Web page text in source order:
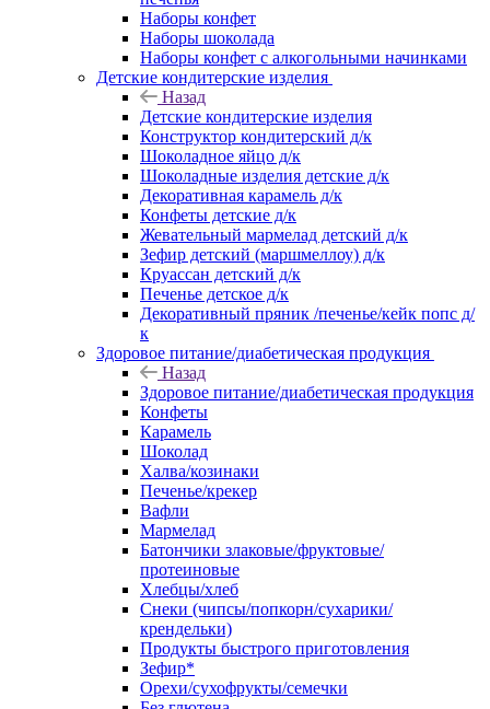
Наборы конфет
Наборы шоколада
Наборы конфет с алкогольными начинками
Детские кондитерские изделия
Назад
Детские кондитерские изделия
Конструктор кондитерский д/к
Шоколадное яйцо д/к
Шоколадные изделия детские д/к
Декоративная карамель д/к
Конфеты детские д/к
Жевательный мармелад детский д/к
Зефир детский (маршмеллоу) д/к
Круассан детский д/к
Печенье детское д/к
Декоративный пряник /печенье/кейк попс д/
к
Здоровое питание/диабетическая продукция
Назад
Здоровое питание/диабетическая продукция
Конфеты
Карамель
Шоколад
Халва/козинаки
Печенье/крекер
Вафли
Мармелад
Батончики злаковые/фруктовые/
протеиновые
Хлебцы/хлеб
Снеки (чипсы/попкорн/сухарики/
крендельки)
Продукты быстрого приготовления
Зефир*
Орехи/сухофрукты/семечки